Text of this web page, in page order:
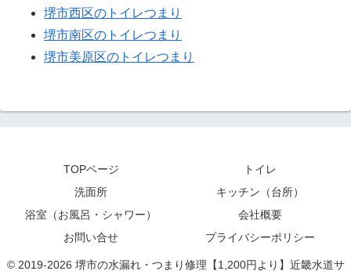
堺市西区のトイレつまり
堺市南区のトイレつまり
堺市美原区のトイレつまり
TOPページ
トイレ
洗面所
キッチン（台所）
浴室（お風呂・シャワー）
会社概要
お問い合せ
プライバシーポリシー
© 2019-2026 堺市の水漏れ・つまり修理【1,200円より】近畿水道サ